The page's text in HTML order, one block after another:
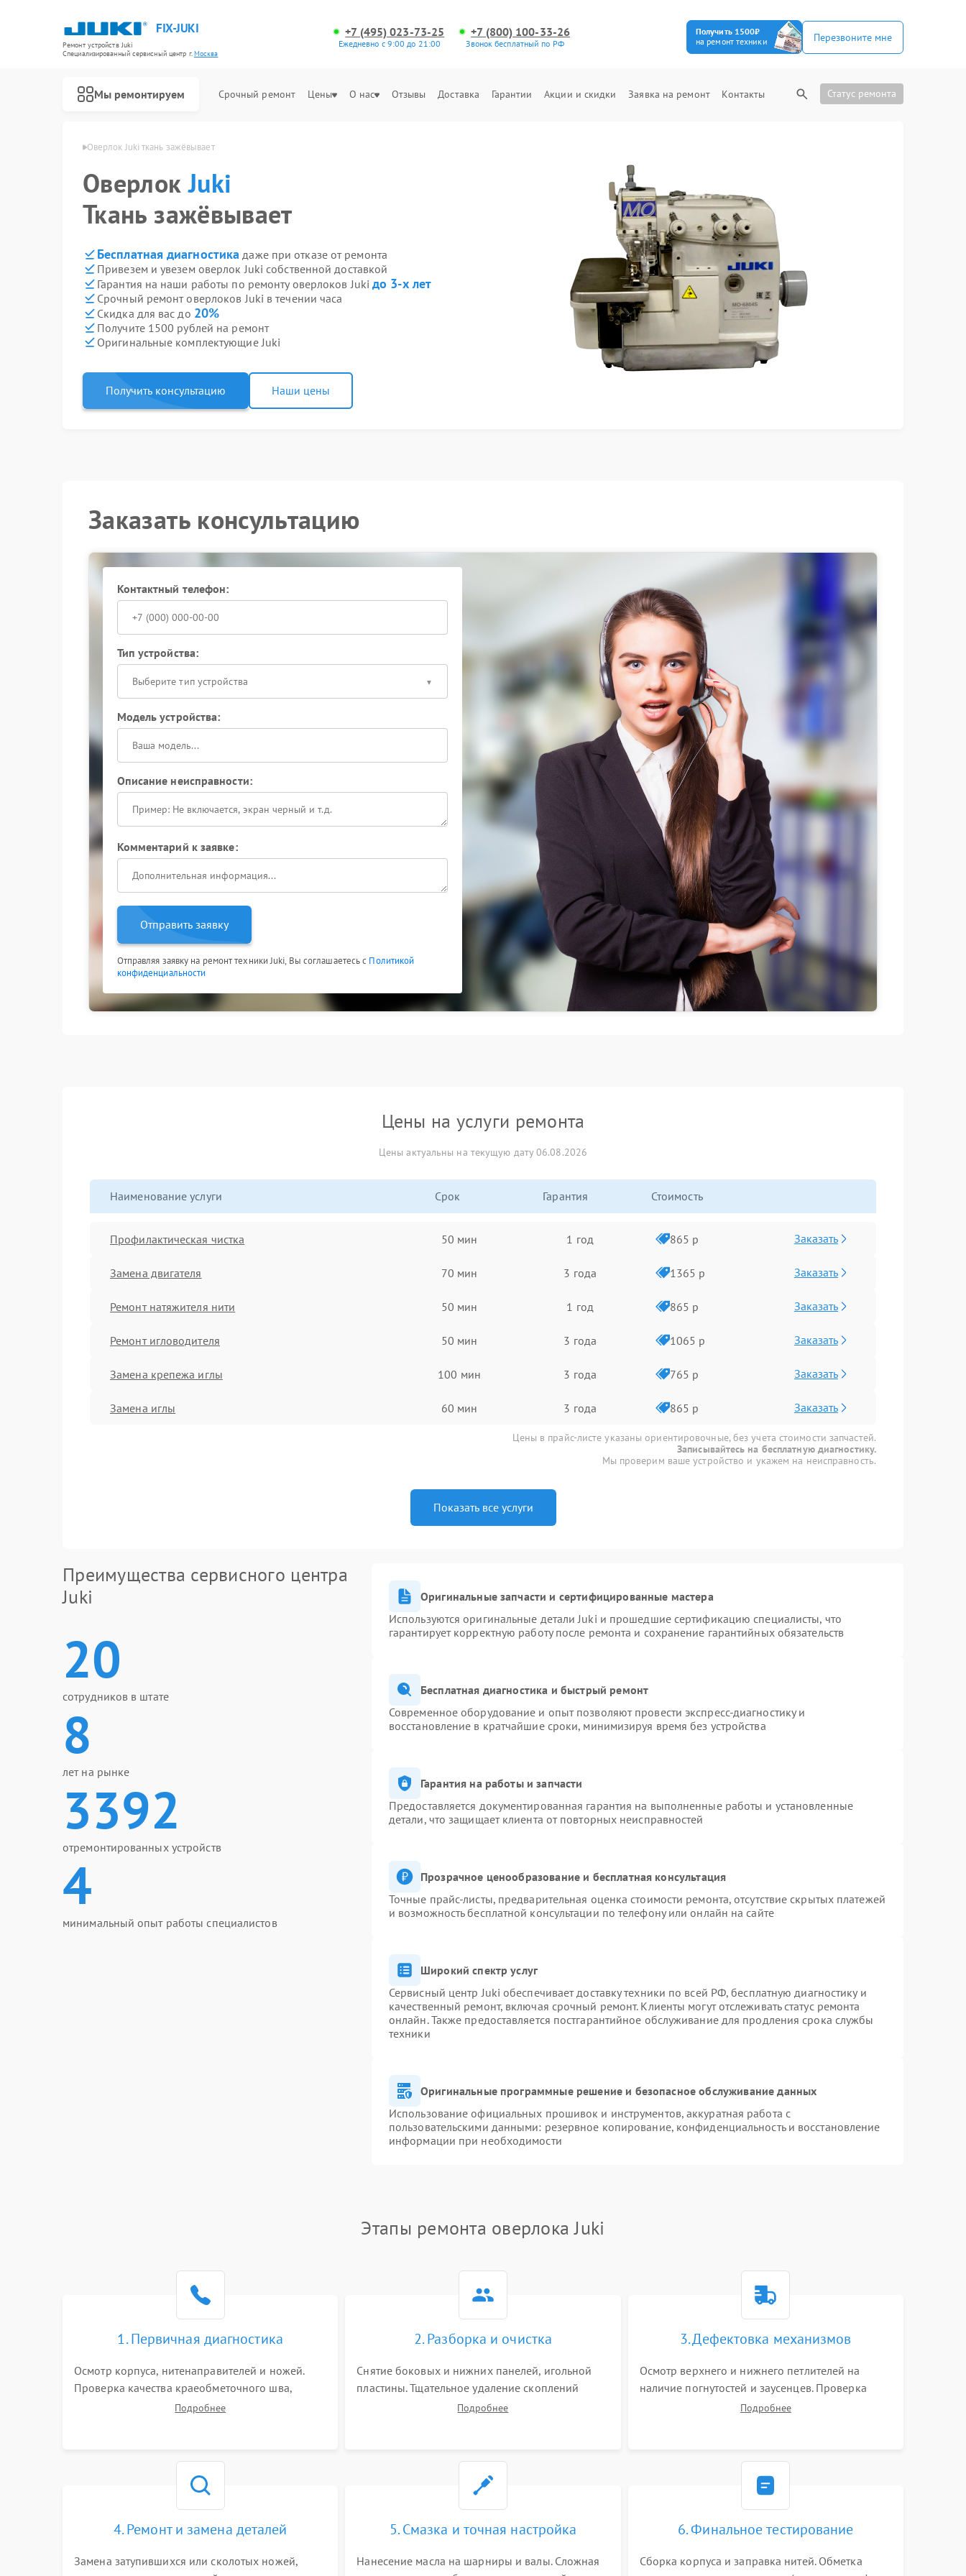
FIX-JUKI
Ремонт устройств Juki
Специализированный cервисный центр г.Москва
+7 (495) 023-73-25
Ежедневно с 9:00 до 21:00
+7 (800) 100-33-26
Звонок бесплатный по РФ
Получить 1500₽
на ремонт техники
Перезвоните мне
Мы ремонтируем Срочный ремонт Цены О нас Отзывы Доставка Гарантии Акции и скидки Заявка на ремонт Контакты Статус ремонта
Оверлок Juki ткань зажёвывает
ОверлокJuki
Ткань зажёвывает
Бесплатная диагностика даже при отказе от ремонта
Привезем и увезем оверлок Juki собственной доставкой
Гарантия на наши работы по ремонту оверлоков Juki до 3-х лет
Срочный ремонт оверлоков Juki в течении часа
Скидка для вас до 20%
Получите 1500 рублей на ремонт
Оригинальные комплектующие Juki
Получить консультацию Наши цены
Заказать консультацию
Контактный телефон:
Тип устройства:
Выберите тип устройства
Модель устройства:
Описание неисправности:
Комментарий к заявке:
Отправить заявку
Отправляя заявку на ремонт техники Juki, Вы соглашаетесь с Политикой
конфиденциальности
Цены на услуги ремонта
Цены актуальны на текущую дату 06.08.2026
Наименование услуги Срок Гарантия Стоимость
Профилактическая чистка 50 мин 1 год 865 р Заказать
Замена двигателя 70 мин 3 года 1365 р Заказать
Ремонт натяжителя нити 50 мин 1 год 865 р Заказать
Ремонт игловодителя 50 мин 3 года 1065 р Заказать
Замена крепежа иглы 100 мин 3 года 765 р Заказать
Замена иглы 60 мин 3 года 865 р Заказать
Цены в прайс-листе указаны ориентировочные, без учета стоимости запчастей.
Записывайтесь на бесплатную диагностику.
Мы проверим ваше устройство и укажем на неисправность.
Показать все услуги
Преимущества сервисного центра
Juki
20
сотрудников в штате
8
лет на рынке
3392
отремонтированных устройств
4
минимальный опыт работы специалистов
Оригинальные запчасти и сертифицированные мастера
Используются оригинальные детали Juki и прошедшие сертификацию специалисты, что
гарантирует корректную работу после ремонта и сохранение гарантийных обязательств
Бесплатная диагностика и быстрый ремонт
Современное оборудование и опыт позволяют провести экспресс-диагностику и
восстановление в кратчайшие сроки, минимизируя время без устройства
Гарантия на работы и запчасти
Предоставляется документированная гарантия на выполненные работы и установленные
детали, что защищает клиента от повторных неисправностей
Прозрачное ценообразование и бесплатная консультация
Точные прайс-листы, предварительная оценка стоимости ремонта, отсутствие скрытых платежей
и возможность бесплатной консультации по телефону или онлайн на сайте
Широкий спектр услуг
Сервисный центр Juki обеспечивает доставку техники по всей РФ, бесплатную диагностику и
качественный ремонт, включая срочный ремонт. Клиенты могут отслеживать статус ремонта
онлайн. Также предоставляется постгарантийное обслуживание для продления срока службы
техники
Оригинальные программные решение и безопасное обслуживание данных
Использование официальных прошивок и инструментов, аккуратная работа с
пользовательскими данными: резервное копирование, конфиденциальность и восстановление
информации при необходимости
Этапы ремонта оверлока Juki
1. Первичная диагностика
Осмотр корпуса, нитенаправителей и ножей.
Проверка качества краеобметочного шва,
натяжения нитей и работы педали. Выявление
Подробнее
2. Разборка и очистка
Снятие боковых и нижних панелей, игольной
пластины. Тщательное удаление скоплений
тканевой пыли, обрезков и очесов из зоны
Подробнее
3. Дефектовка механизмов
Осмотр верхнего и нижнего петлителей на
наличие погнутостей и заусенцев. Проверка
остроты режущих кромок ножей, состояния
Подробнее
4. Ремонт и замена деталей
Замена затупившихся или сколотых ножей,
5. Смазка и точная настройка
Нанесение масла на шарниры и валы. Сложная
6. Финальное тестирование
Сборка корпуса и заправка нитей. Обметка